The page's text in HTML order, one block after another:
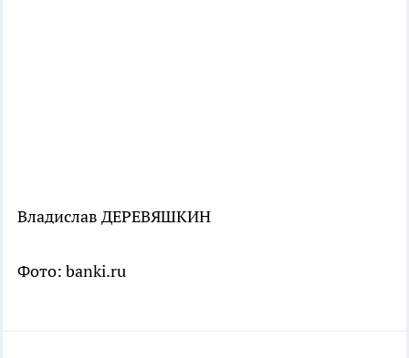
Владислав ДЕРЕВЯШКИН
Фото: banki.ru